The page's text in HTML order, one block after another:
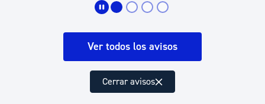
Ver todos los avisos
Cerrar avisos